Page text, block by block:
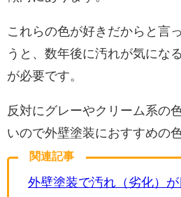
これらの色が好きだからと言
うと、数年後に汚れが気にな
が必要です。
反対にグレーやクリーム系の
いので外壁塗装におすすめの
関連記事
外壁塗装で汚れ（劣化）